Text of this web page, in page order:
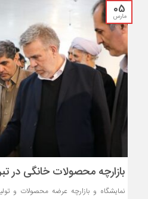
05
مارس
بازارچه محصولات خانگی در
نمایشگاه و بازارچه عرضه محصولات و